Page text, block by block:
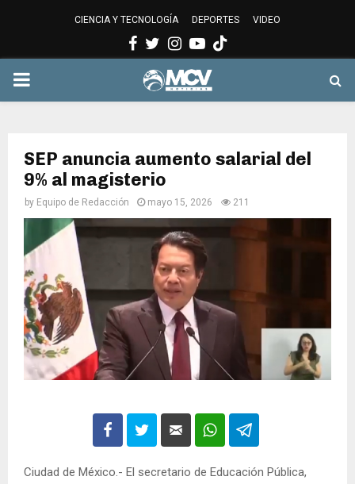
CIENCIA Y TECNOLOGÍA DEPORTES VIDEO
Facebook
Twitter
Instagram
Youtube
PRIMARY
SEP anuncia aumento salarial del
9% al magisterio
by Equipo de Redacción mayo 15, 2026 211
Ciudad de México.- El secretario de Educación Pública,